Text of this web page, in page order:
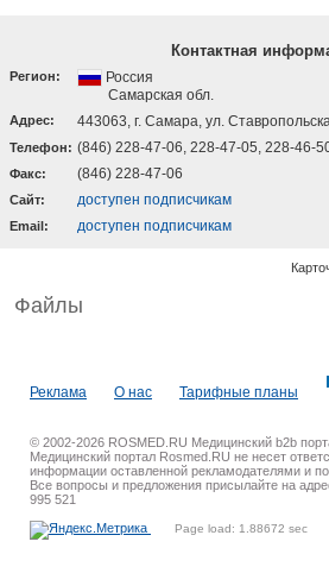
Контактная
Регион:
Россия
Самарская обл.
Адрес: 443063, г. Самара, ул.
Телефон: (846) 228-47-06, 228-47-05, 228-46-
Факс: (846) 228-47-06
Cайт: доступен подписчикам
Email: доступен подписчикам
Файлы
Реклама О нас Тарифные планы
© 2002-2026 ROSMED.RU Медицинский b2b
Медицинский портал Rosmed.RU не несет
информации оставленной рекламодателями и
Все вопросы и предложения присылайте на
995 521
Page load: 1.88672 sec